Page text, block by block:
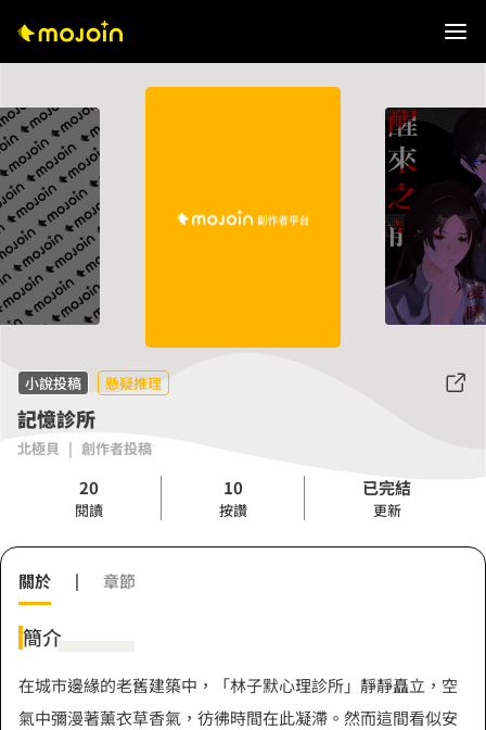
小說投稿 懸疑推理
記憶診所
北極貝 | 創作者投稿
20
閱讀
10
按讚
已完結
更新
關於 | 章節
簡介
在城市邊緣的老舊建築中，「林子默心理診所」靜靜矗立，空
氣中彌漫著薰衣草香氣，彷彿時間在此凝滯。然而這間看似安